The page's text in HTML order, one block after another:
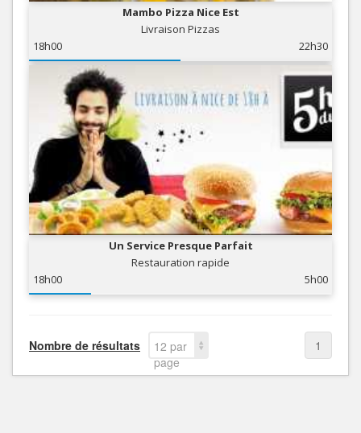
Mambo Pizza Nice Est
Livraison Pizzas
18h00
22h30
Un Service Presque Parfait
Restauration rapide
18h00
5h00
Nombre de résultats
12 par
page
1